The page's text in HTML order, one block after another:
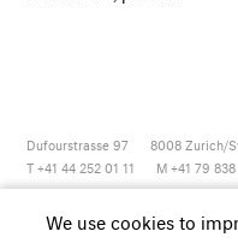
Dufourstrasse 97 8008 Zurich/
T +41 44 252 01 11
M +41 79
Newsletter Instagram
We use cookies to